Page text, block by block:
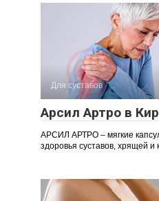
Для суставов
Арсил Артро в
АРСИЛ АРТРО – мягкие
здоровья суставов, хрящей и